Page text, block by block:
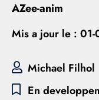
AZee-anim
Mis a jour le : 01-
Michael Filhol
En